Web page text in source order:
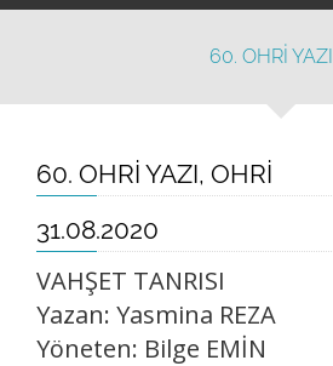
60. OHRİ YAZI
60. OHRİ YAZI, OHRİ
31.08.2020
VAHŞET TANRISI
Yazan: Yasmina REZA
Yöneten: Bilge EMİN